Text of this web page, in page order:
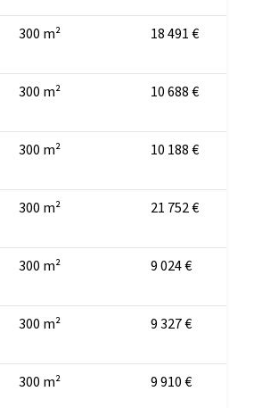
300 m² 18 491 €
300 m² 10 688 €
300 m² 10 188 €
300 m² 21 752 €
300 m² 9 024 €
300 m² 9 327 €
300 m² 9 910 €